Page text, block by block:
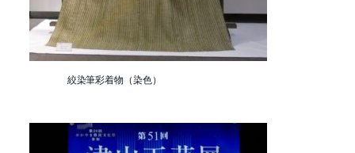
絞染筆彩着物（染色）